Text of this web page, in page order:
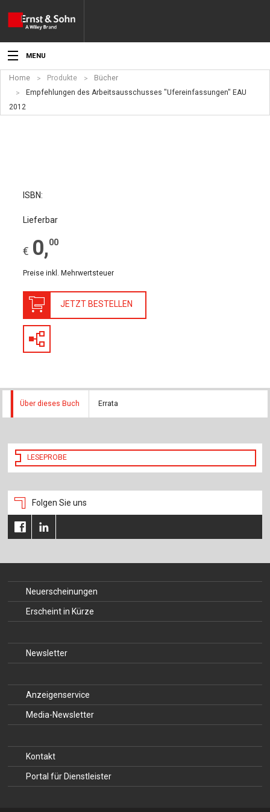
MENU
Aktuelles
Veranstaltungen
Produkte
Werben
Service
Für Autor:innen
Verlag
Sprache / Language: DE
Home Produkte
Bücher
Empfehlungen des Arbeitsausschusses "Ufereinfassungen" EAU
2012
ISBN:
Lieferbar
€ 0,00
Preise inkl. Mehrwertsteuer
JETZT BESTELLEN
Über dieses Buch Errata
LESEPROBE
Folgen Sie uns
Neuerscheinungen
Erscheint in Kürze
Newsletter
Anzeigenservice
Media-Newsletter
Kontakt
Portal für Dienstleister